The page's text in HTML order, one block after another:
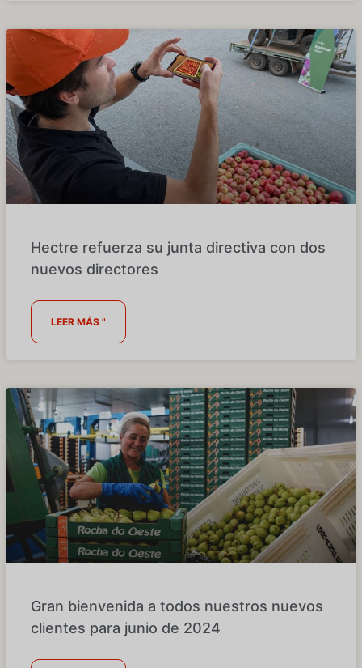
Hectre refuerza su junta directiva con dos
nuevos directores
LEER MÁS "
Gran bienvenida a todos nuestros nuevos
clientes para junio de 2024